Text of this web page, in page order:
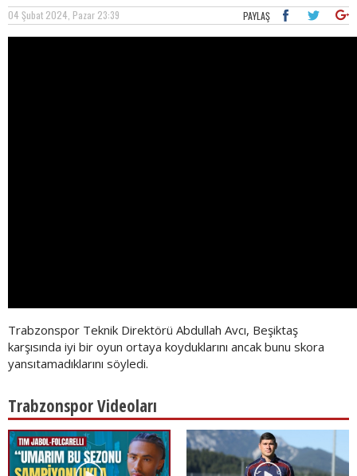
04 Şubat 2024, Pazar 23:39 PAYLAŞ
Trabzonspor Teknik Direktörü Abdullah Avcı, Beşiktaş
karşısında iyi bir oyun ortaya koyduklarını ancak bunu skora
yansıtamadıklarını söyledi.
Trabzonspor Videoları